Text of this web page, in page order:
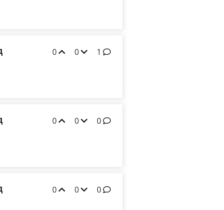
0 0 1
0 0 0
0 0 0